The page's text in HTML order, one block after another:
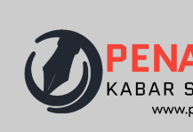
content